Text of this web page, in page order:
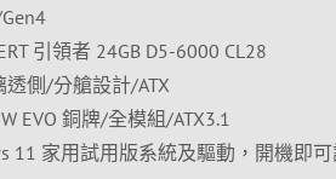
引領者 24GB D5-6000 CL28
透側/分艙設計/ATX
EVO 銅牌/全模組/ATX3.1
11 家用試用版系統及驅動，開機即可